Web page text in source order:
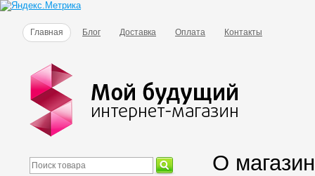
Главная Блог Доставка Оплата Контакты
О